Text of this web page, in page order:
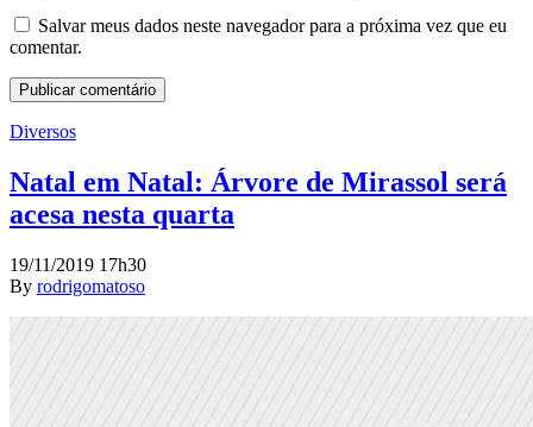
Salvar meus dados neste navegador para a próxima vez que eu
comentar.
Diversos
Natal em Natal: Árvore de Mirassol será
acesa nesta quarta
19/11/2019 17h30
By rodrigomatoso